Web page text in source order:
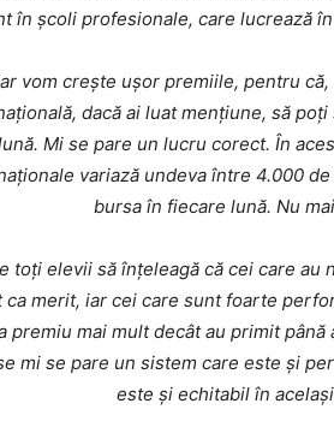
în școli profesionale, care lucrează
vom crește ușor premiile, pentru
dacă ai luat mențiune, să
Mi se pare un lucru corect. În
variază undeva între 4.000
bursa în fiecare lună. Nu
toţi elevii să înţeleagă că cei care
ca merit, iar cei care sunt foarte
premiu mai mult decât au primit
mi se pare un sistem care este şi
este şi echitabil în